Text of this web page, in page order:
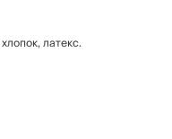
латекс.
покрытие.